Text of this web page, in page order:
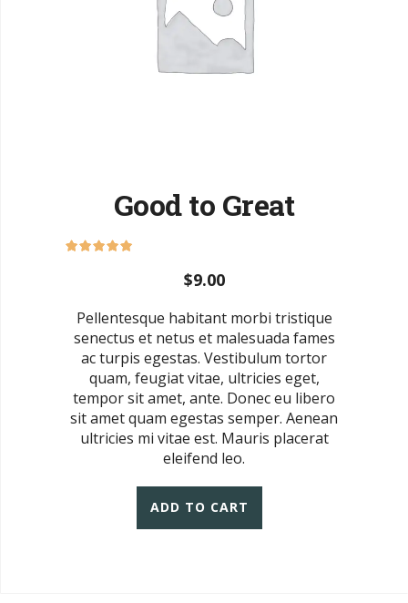
Good to Great
$9.00
Pellentesque habitant morbi tristique
senectus et netus et malesuada fames
ac turpis egestas. Vestibulum tortor
quam, feugiat vitae, ultricies eget,
tempor sit amet, ante. Donec eu libero
sit amet quam egestas semper. Aenean
ultricies mi vitae est. Mauris placerat
eleifend leo.
ADD TO CART